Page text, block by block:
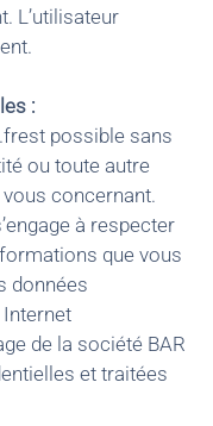
L’utilisateur
:
possible sans
ou toute autre
concernant.
à respecter
que vous
données
de la société BAR
et traitées